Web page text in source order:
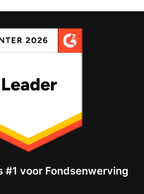
#1 voor Fondsenwerving